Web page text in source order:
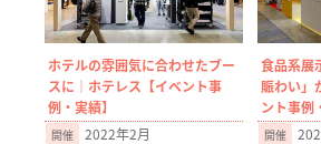
ホテルの雰囲気に合わせたブー
スに｜ホテレス【イベント事
例・実績】
2022年2月
食品系展
賑わい」
ント事例